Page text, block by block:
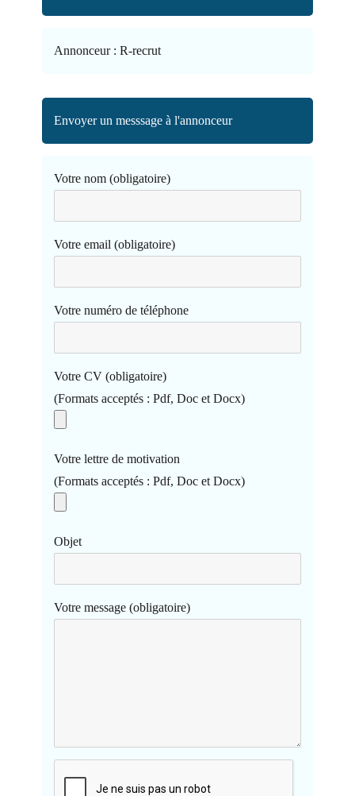
Annonceur : R-recrut
Envoyer un messsage à l'annonceur
Votre nom (obligatoire)
Votre email (obligatoire)
Votre numéro de téléphone
Votre CV (obligatoire)
(Formats acceptés : Pdf, Doc et Docx)
Votre lettre de motivation
(Formats acceptés : Pdf, Doc et Docx)
Objet
Votre message (obligatoire)